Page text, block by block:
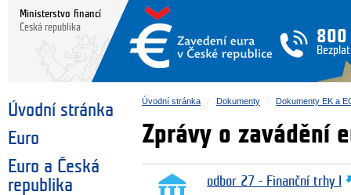
Ministerstvo financí
Česká republika
800
Úvodní stránka
Euro
Euro a Česká
republika
Úvodní stránka Dokumenty Dokumenty EK a
Zprávy o zavádění
odbor 27 - Finanční trhy I